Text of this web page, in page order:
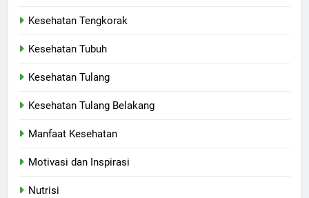
Kesehatan Tengkorak
Kesehatan Tubuh
Kesehatan Tulang
Kesehatan Tulang Belakang
Manfaat Kesehatan
Motivasi dan Inspirasi
Nutrisi